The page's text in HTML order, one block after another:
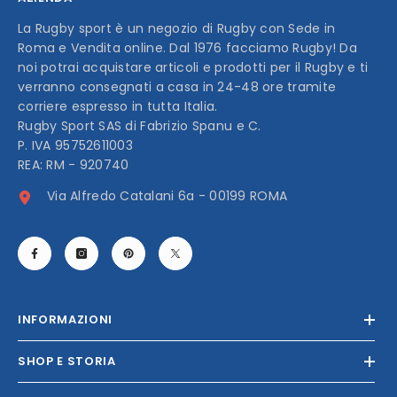
La Rugby sport è un negozio di Rugby con Sede in
Roma e Vendita online. Dal 1976 facciamo Rugby! Da
noi potrai acquistare articoli e prodotti per il Rugby e ti
verranno consegnati a casa in 24-48 ore tramite
corriere espresso in tutta Italia.
Rugby Sport SAS di Fabrizio Spanu e C.
P. IVA 95752611003
REA: RM - 920740
Via Alfredo Catalani 6a - 00199 ROMA
INFORMAZIONI
SHOP E STORIA